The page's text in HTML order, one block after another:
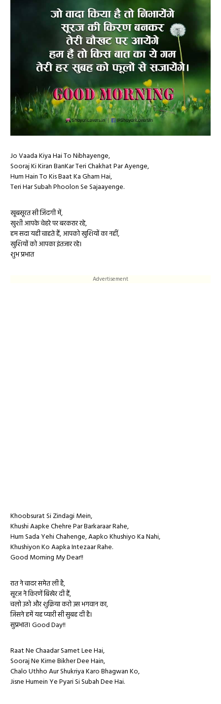
Jo Vaada Kiya Hai To Nibhayenge,
Sooraj Ki Kiran BanKar Teri Chakhat Par Ayenge,
Hum Hain To Kis Baat Ka Gham Hai,
Teri Har Subah Phoolon Se Sajaayenge.
खूबसूरत सी जिंदगी में,
खुशी आपके चेहरे पर बरकरार रहे,
हम सदा यही चाहते हैं, आपको खुशियों का नहीं,
खुशियों को आपका इंतजार रहे।
शुभ प्रभात
Advertisement
Khoobsurat Si Zindagi Mein,
Khushi Aapke Chehre Par Barkaraar Rahe,
Hum Sada Yehi Chahenge, Aapko Khushiyo Ka Nahi,
Khushiyon Ko Aapka Intezaar Rahe.
Good Morning My Dear!!
रात ने चादर समेत ली है,
सूरज ने किरणें बिखेर दी हैं,
चलो उठो और शुक्रिया करो उस भगवान का,
जिसने हमें यह प्यारी सी सुबह दी है।
सुप्रभात। Good Day!!
Raat Ne Chaadar Samet Lee Hai,
Sooraj Ne Kirne Bikher Dee Hain,
Chalo Uthho Aur Shukriya Karo Bhagwan Ko,
Jisne Humein Ye Pyari Si Subah Dee Hai.